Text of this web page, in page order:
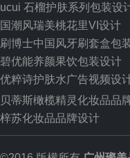
ucui 石榴护肤系列包装设
国潮风瑞美桃花里VI设计
刷博士中国风牙刷套盒包
碧优能养颜果饮包装设计
优粹诗护肤水广告视频设
贝蒂斯橄榄精灵化妆品品
梓苏化妆品品牌设计